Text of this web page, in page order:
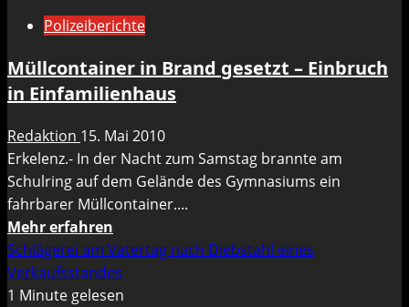
Hückelhoven
RuFV
Ratheim
neue
Wege
–
Live
im
Internet
Polizeiberichte
Müllcontainer in Brand gesetzt – Einbruch
in Einfamilienhaus
Redaktion 15. Mai 2010
Erkelenz.- In der Nacht zum Samstag brannte am
Schulring auf dem Gelände des Gymnasiums ein
fahrbarer Müllcontainer....
Mehr erfahren
Informationen
über
Müllcontainer
Schlägerei am Vatertag nach Diebstahl eines
Verkaufsstandes
1 Minute gelesen